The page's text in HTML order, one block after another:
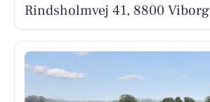
Rindsholmvej 41, 8800 Viborg